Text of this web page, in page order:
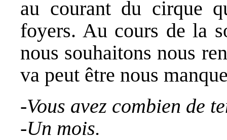
au courant du cirque
foyers. Au cours de la
nous souhaitons nous
va peut être nous
-Vous avez combien de
-Un mois.